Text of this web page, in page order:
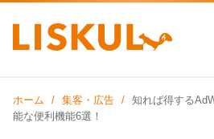
ホーム 集客・広告
知れば得する
能な便利機能6選！